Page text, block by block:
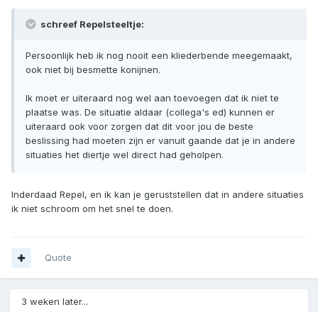
schreef Repelsteeltje:
Persoonlijk heb ik nog nooit een kliederbende meegemaakt,
ook niet bij besmette konijnen.
Ik moet er uiteraard nog wel aan toevoegen dat ik niet te
plaatse was. De situatie aldaar (collega's ed) kunnen er
uiteraard ook voor zorgen dat dit voor jou de beste
beslissing had moeten zijn er vanuit gaande dat je in andere
situaties het diertje wel direct had geholpen.
Inderdaad Repel, en ik kan je geruststellen dat in andere situaties
ik niet schroom om het snel te doen.
Quote
3 weken later...